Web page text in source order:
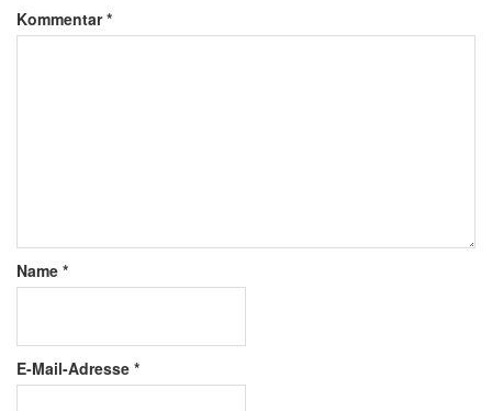
Kommentar*
Name *
E-Mail-Adresse *